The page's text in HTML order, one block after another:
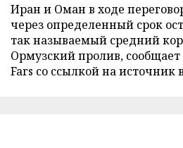
Иран и Оман в ходе
через определенный срок
так называемый средний
Ормузский пролив, сообщает
Fars со ссылкой на